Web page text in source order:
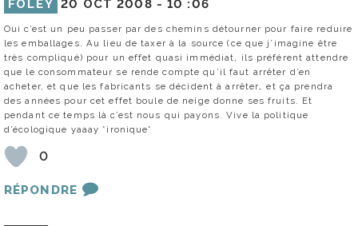
FOLEY 20 OCT 2008 -10 :06
Oui c’est un peu passer par des chemins détourner pour faire reduire
les emballages. Au lieu de taxer à la source (ce que j’imagine être
très compliqué) pour un effet quasi immédiat, ils préférent attendre
que le consommateur se rende compte qu’il faut arrêter d’en
acheter, et que les fabricants se décident à arrêter… et ça prendra
des années pour cet effet boule de neige donne ses fruits. Et
pendant ce temps là c’est nous qui payons. Vive la politique
d’écologique yaaay *ironique*
0
RÉPONDRE